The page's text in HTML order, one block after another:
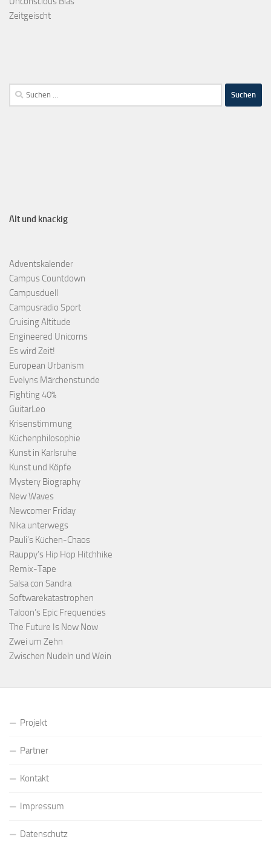
Zeitgeischt
Alt und knackig
Adventskalender
Campus Countdown
Campusduell
Campusradio Sport
Cruising Altitude
Engineered Unicorns
Es wird Zeit!
European Urbanism
Evelyns Märchenstunde
Fighting 40%
GuitarLeo
Krisenstimmung
Küchenphilosophie
Kunst in Karlsruhe
Kunst und Köpfe
Mystery Biography
New Waves
Newcomer Friday
Nika unterwegs
Pauli's Küchen-Chaos
Rauppy’s Hip Hop Hitchhike
Remix-Tape
Salsa con Sandra
Softwarekatastrophen
Taloon’s Epic Frequencies
The Future Is Now Now
Zwei um Zehn
Zwischen Nudeln und Wein
Projekt
Partner
Kontakt
Impressum
Datenschutz